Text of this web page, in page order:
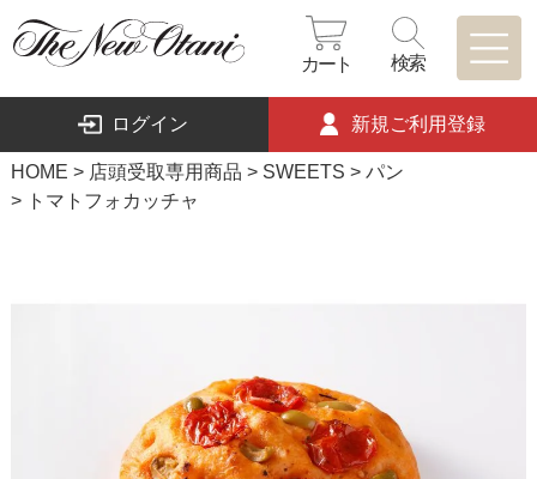
カート 検索
ログイン 新規ご利用登録
HOME 店頭受取専用商品 SWEETS
パン
トマトフォカッチャ